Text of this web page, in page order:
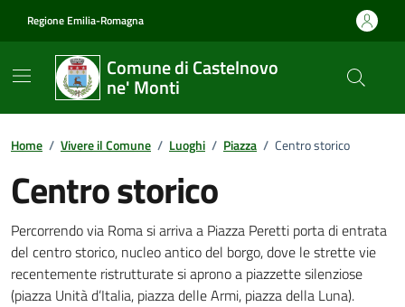
Regione Emilia-Romagna
Comune di Castelnovo
ne' Monti
Home / Vivere il Comune / Luoghi / Piazza / Centro storico
Centro storico
Descrizione
Percorrendo via Roma si arriva a Piazza Peretti porta di entrata
del centro storico, nucleo antico del borgo, dove le strette vie
recentemente ristrutturate si aprono a piazzette silenziose
(piazza Unità d’Italia, piazza delle Armi, piazza della Luna).